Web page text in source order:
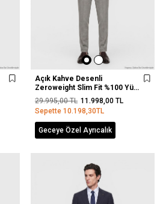
Açık Kahve Desenli
Zeroweight Slim Fit %100 Yün
Takım Elbise
29.995,00TL 11.998,00 TL
Sepette 10.198,30TL
Geceye Özel Ayrıcalık